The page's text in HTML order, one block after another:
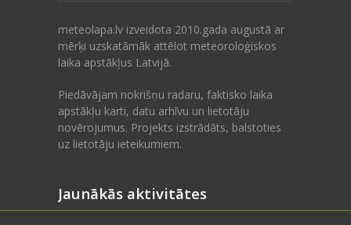
meteolapa.lv izveidota 2010.gada augustā ar
mērķi uzskatāmāk attēlot meteoroloģiskos
laika apstākļus Latvijā.
Piedāvājam nokrišņu radaru, faktisko laika
apstākļu karti, datu arhīvu un lietotāju
novērojumus. Projekts izstrādāts, balstoties
uz lietotāju ieteikumiem.
Jaunākās aktivitātes